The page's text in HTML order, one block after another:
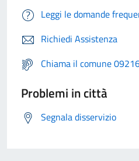
Leggi le domande
Richiedi Assistenza
Chiama il comune
Problemi in città
Segnala disservizio